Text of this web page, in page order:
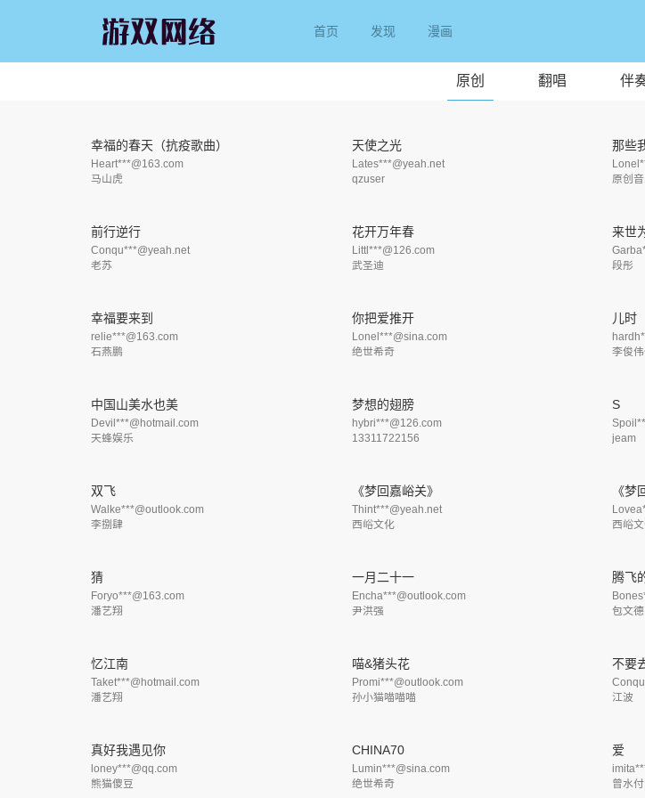
首页 发现 漫画
原创 翻唱 伴
幸福的春天（抗疫歌曲）
Heart***@163.com
马山虎
天使之光
Lates***@yeah.net
qzuser
那些
原创
前行逆行
Conqu***@yeah.net
老苏
花开万年春
Littl***@126.com
武圣迪
来世
段彤
幸福要来到
relie***@163.com
石燕鹏
你把爱推开
Lonel***@sina.com
绝世希奇
儿时
李俊
中国山美水也美
Devil***@hotmail.com
天蜂娱乐
梦想的翅膀
hybri***@126.com
13311722156
S
jeam
双飞
Walke***@outlook.com
李捌肆
《梦回嘉峪关》
Thint***@yeah.net
西峪文化
《梦
西峪
猜
Foryo***@163.com
潘艺翔
一月二十一
Encha***@outlook.com
尹洪强
腾飞
包文德
忆江南
Taket***@hotmail.com
潘艺翔
喵&猪头花
Promi***@outlook.com
孙小猫喵喵喵
不要
江波
真好我遇见你
loney***@qq.com
熊猫傻豆
CHINA70
Lumin***@sina.com
绝世希奇
爱
曾水付